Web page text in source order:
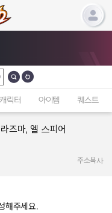
캐릭터 아이템 퀘스트
즈마, 엘 스피어
주소복사
해주세요.